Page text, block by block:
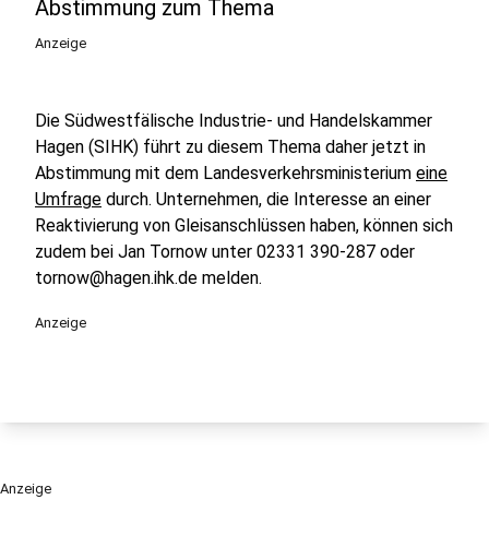
Abstimmung zum Thema
Anzeige
Die Südwestfälische Industrie- und Handelskammer
Hagen (SIHK) führt zu diesem Thema daher jetzt in
Abstimmung mit dem Landesverkehrsministerium eine
Umfrage durch. Unternehmen, die Interesse an einer
Reaktivierung von Gleisanschlüssen haben, können sich
zudem bei Jan Tornow unter 02331 390-287 oder
tornow@hagen.ihk.de melden.
Anzeige
Anzeige